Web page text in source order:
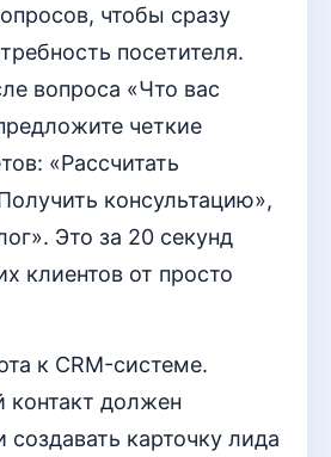
чтобы сразу
посетителя.
вопроса «Что вас
четкие
«Рассчитать
консультацию»,
Это за 20 секунд
клиентов от просто
к CRM-системе.
должен
создавать карточку лида